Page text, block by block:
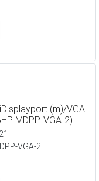
(m)/VGA
MDPP-VGA-2)
VGA-2